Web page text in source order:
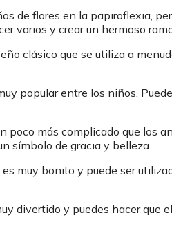
de flores en la papiroflexia,
varios y crear un hermoso
clásico que se utiliza a
popular entre los niños.
poco más complicado que los
símbolo de gracia y belleza.
muy bonito y puede ser
divertido y puedes hacer que